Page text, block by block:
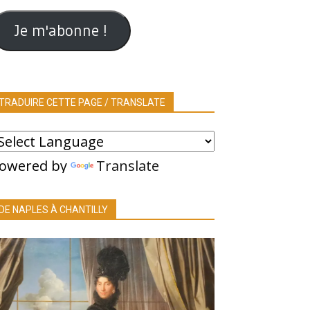
Je m'abonne !
CETTE PAGE / TRANSLATE
by Translate
NAPLES À CHANTILLY